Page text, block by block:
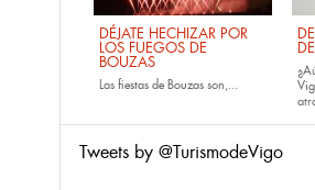
DÉJATE HECHIZAR POR
LOS FUEGOS DE
BOUZAS
Las fiestas de Bouzas son,...
Tweets by @TurismodeVigo